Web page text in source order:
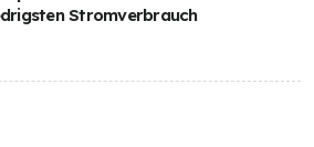
Stromverbrauch